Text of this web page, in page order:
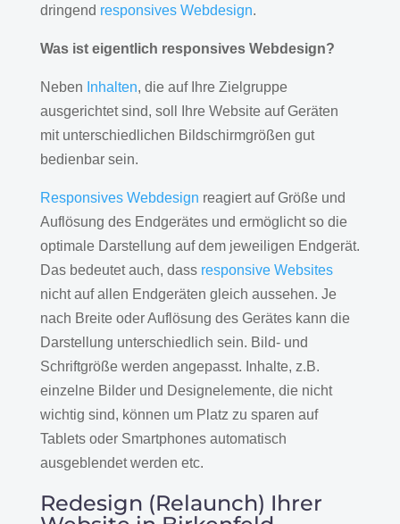
dringend responsives Webdesign.
Was ist eigentlich responsives Webdesign?
Neben Inhalten, die auf Ihre Zielgruppe
ausgerichtet sind, soll Ihre Website auf Geräten
mit unterschiedlichen Bildschirmgrößen gut
bedienbar sein.
Responsives Webdesign reagiert auf Größe und
Auflösung des Endgerätes und ermöglicht so die
optimale Darstellung auf dem jeweiligen Endgerät.
Das bedeutet auch, dass responsive Websites
nicht auf allen Endgeräten gleich aussehen. Je
nach Breite oder Auflösung des Gerätes kann die
Darstellung unterschiedlich sein. Bild- und
Schriftgröße werden angepasst. Inhalte, z.B.
einzelne Bilder und Designelemente, die nicht
wichtig sind, können um Platz zu sparen auf
Tablets oder Smartphones automatisch
ausgeblendet werden etc.
Redesign (Relaunch) Ihrer